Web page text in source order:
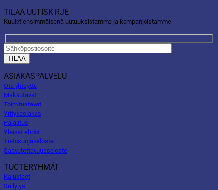
TILAA UUTISKIRJE
Kuulet ensimmäisenä uutuuksistamme ja kampanjoistamme
ASIAKASPALVELU
Ota yhteyttä
Maksutavat
Toimitustavat
Yritysasiakas
Palautus
Yleiset ehdot
Tietosuojaseloste
Saavutettavuusseloste
TUOTERYHMÄT
Kalusteet
Säilytys